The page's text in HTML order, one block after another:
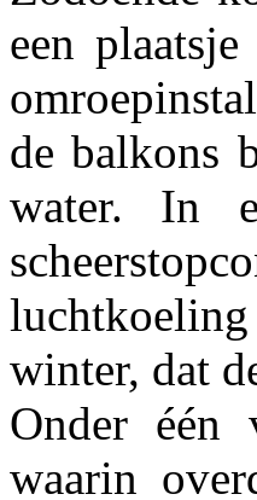
een
de balkons
water. In
winter, dat
Onder één
waarin